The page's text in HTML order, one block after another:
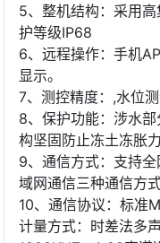
5、整机结构：采用
护等级IP68
6、远程操作：手机
显示。
7、测控精度：,水位
8、保护功能：涉水
构坚固防止冻土冻胀
9、通信方式：支持
域网通信三种通信方式
10、通信协议：标准
计量方式：时差法多